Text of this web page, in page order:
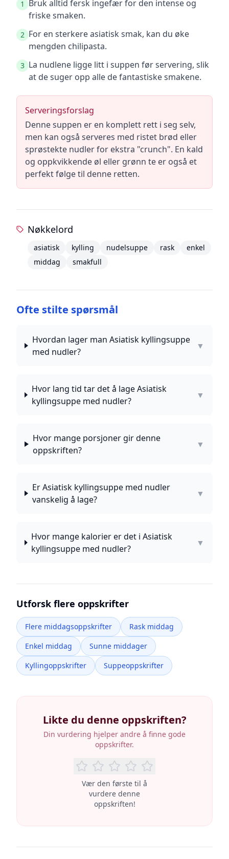
1
Bruk alltid fersk ingefær for den intense og
friske smaken.
2 For en sterkere asiatisk smak, kan du øke
mengden chilipasta.
3 La nudlene ligge litt i suppen før servering, slik
at de suger opp alle de fantastiske smakene.
Serveringsforslag
Denne suppen er en komplett rett i seg selv,
men kan også serveres med ristet brød eller
sprøstekte nudler for ekstra "crunch". En kald
og oppkvikkende øl eller grønn te er også et
perfekt følge til denne retten.
Nøkkelord
asiatisk kylling nudelsuppe rask
enkel
middag
smakfull
Ofte stilte spørsmål
Hvordan lager man Asiatisk kyllingsuppe
med nudler?
▼
Hvor lang tid tar det å lage Asiatisk
kyllingsuppe med nudler?
▼
Hvor mange porsjoner gir denne
oppskriften?
▼
Er Asiatisk kyllingsuppe med nudler
vanskelig å lage?
▼
Hvor mange kalorier er det i Asiatisk
kyllingsuppe med nudler?
▼
Utforsk flere oppskrifter
Flere middagsoppskrifter
Rask middag
Enkel middag
Sunne middager
Kyllingoppskrifter
Suppeoppskrifter
Likte du denne oppskriften?
Din vurdering hjelper andre å finne gode
oppskrifter.
Vær den første til å
vurdere denne
oppskriften!